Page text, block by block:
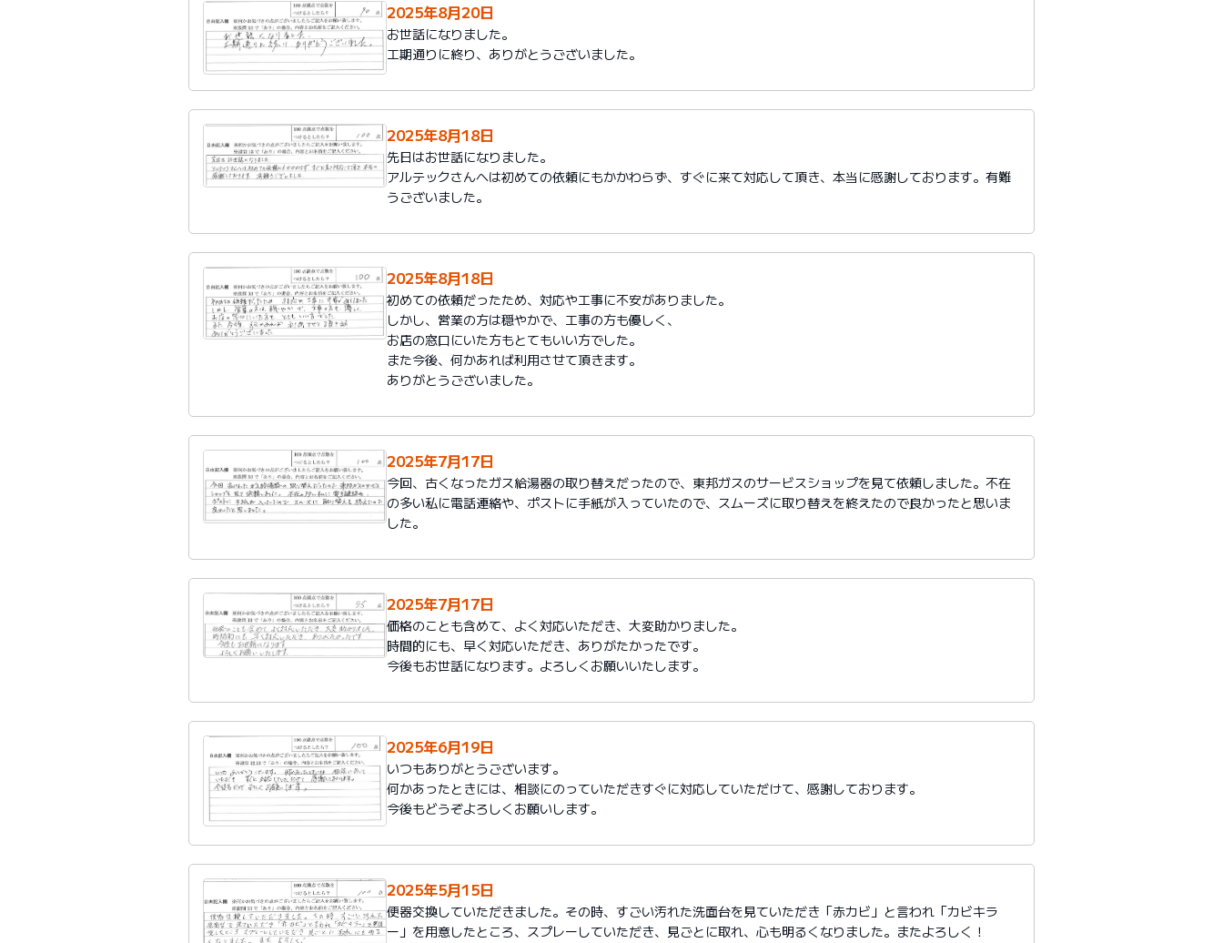
2025年8月20日
お世話になりました。
工期通りに終り、ありがとうございました。
2025年8月18日
先日はお世話になりました。
アルテックさんへは初めての依頼にもかかわらず、すぐに来て対応して頂き、本当に感謝しております。有難
うございました。
2025年8月18日
初めての依頼だったため、対応や工事に不安がありました。
しかし、営業の方は穏やかで、工事の方も優しく、
お店の窓口にいた方もとてもいい方でした。
また今後、何かあれば利用させて頂きます。
ありがとうございました。
2025年7月17日
今回、古くなったガス給湯器の取り替えだったので、東邦ガスのサービスショップを見て依頼しました。不在
の多い私に電話連絡や、ポストに手紙が入っていたので、スムーズに取り替えを終えたので良かったと思いま
した。
2025年7月17日
価格のことも含めて、よく対応いただき、大変助かりました。
時間的にも、早く対応いただき、ありがたかったです。
今後もお世話になります。よろしくお願いいたします。
2025年6月19日
いつもありがとうございます。
何かあったときには、相談にのっていただきすぐに対応していただけて、感謝しております。
今後もどうぞよろしくお願いします。
2025年5月15日
便器交換していただきました。その時、すごい汚れた洗面台を見ていただき「赤カビ」と言われ「カビキラ
ー」を用意したところ、スプレーしていただき、見ごとに取れ、心も明るくなりました。またよろしく！